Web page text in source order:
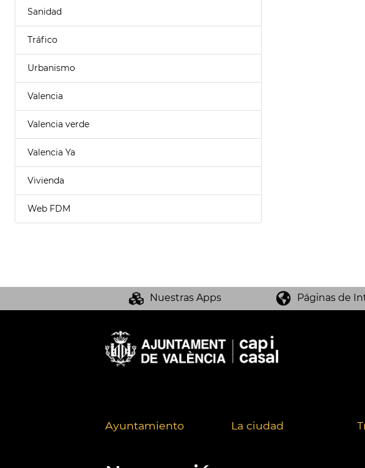
Sanidad
Tráfico
Urbanismo
Valencia
Valencia verde
Valencia Ya
Vivienda
Web FDM
Nuestras Apps Páginas de
Ayuntamiento La ciudad